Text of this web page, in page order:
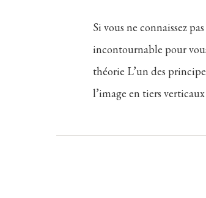
Si vous ne connaissez
incontournable pour
théorie L’un des
l’image en tiers